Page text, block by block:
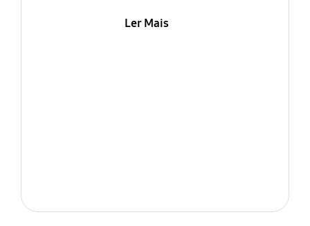
Ler Mais